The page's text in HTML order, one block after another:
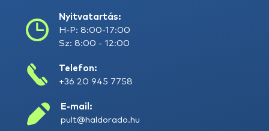
Nyitvatartás:
H-P: 8:00-17:00
Sz: 8:00 - 12:00
Telefon:
+36 20 945 7758
E-mail:
pult@haldorado.hu